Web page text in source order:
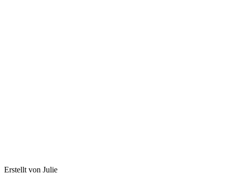
Erstellt von Julie